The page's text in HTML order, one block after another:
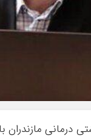
درمانی مازندران